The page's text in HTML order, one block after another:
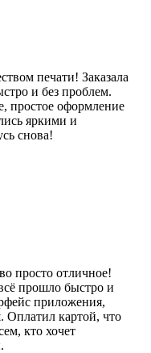
печати! Заказала
и без проблем.
простое оформление
яркими и
снова!
просто отличное!
прошло быстро и
приложения,
Оплатил картой, что
кто хочет